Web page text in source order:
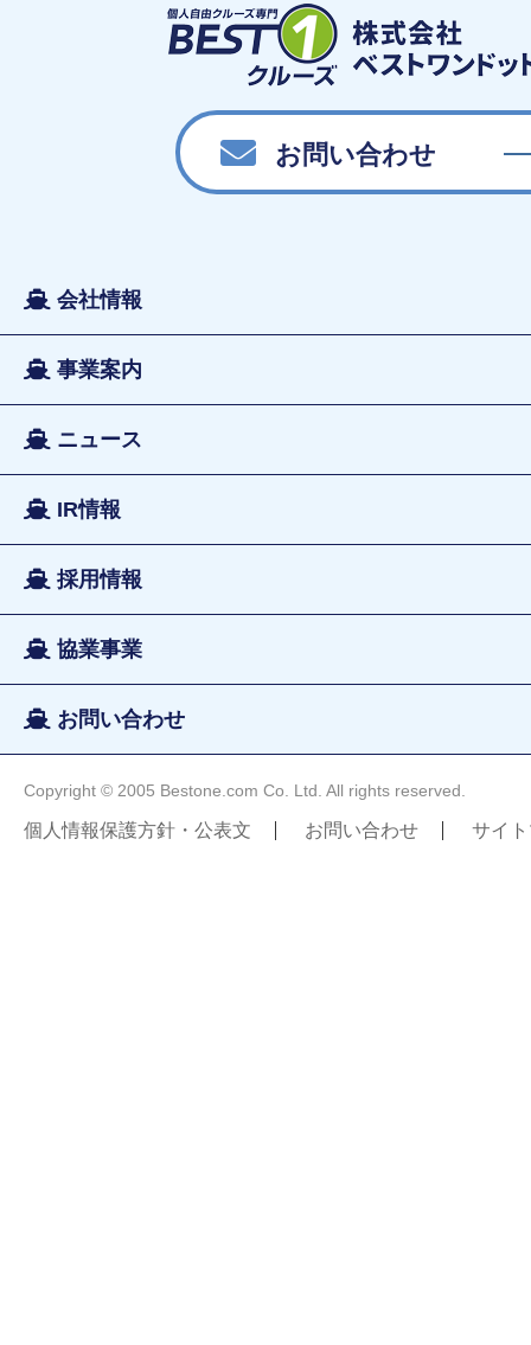
お問い合わせ
会社情報
事業案内
ニュース
IR情報
採用情報
協業事業
お問い合わせ
Copyright © 2005 Bestone.com Co. Ltd. All rights reserved.
個人情報保護方針・公表文 お問い合わせ サイ